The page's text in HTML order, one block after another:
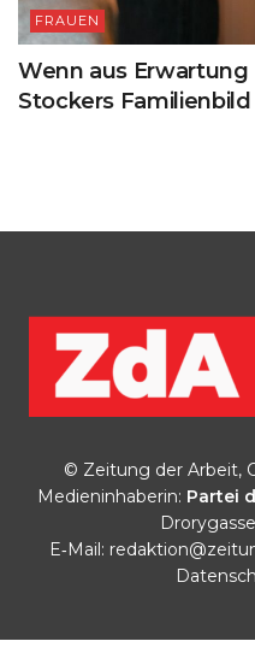
FRAUEN
Wenn aus
Stockers
© Zeitung der Arbeit,
Medieninhaberin: Partei
E‑Mail: